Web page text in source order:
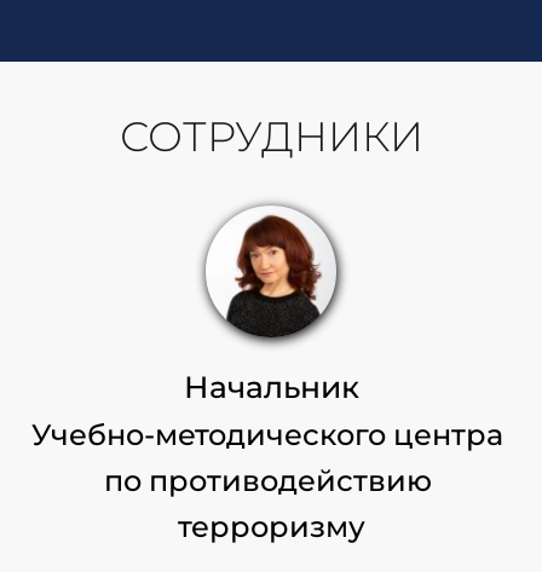
СОТРУДНИКИ
Начальник
Учебно-методического центра
по противодействию
терроризму